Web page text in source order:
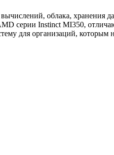
облака, хранения
серии Instinct MI350,
для организаций,